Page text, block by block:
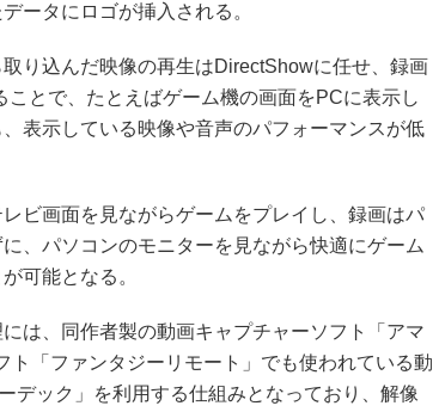
ータにロゴが挿入される。
り込んだ映像の再生はDirectShowに任せ、録画
とで、たとえばゲーム機の画面をPCに表示し
表示している映像や音声のパフォーマンスが低
ビ画面を見ながらゲームをプレイし、録画はパ
、パソコンのモニターを見ながら快適にゲーム
可能となる。
は、同作者製の動画キャプチャーソフト「アマ
ト「ファンタジーリモート」でも使われている動
デック」を利用する仕組みとなっており、解像